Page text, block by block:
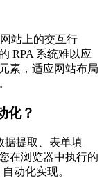
站上的交互行
RPA 系统难以应
素，适应网站布局
化？
据提取、表单填
在浏览器中执行的
动化实现。